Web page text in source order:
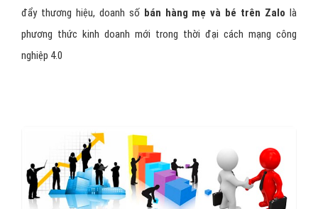
đẩy thương hiệu, doanh số bán hàng mẹ và bé trên Zalo là
phương thức kinh doanh mới trong thời đại cách mạng công
nghiệp 4.0